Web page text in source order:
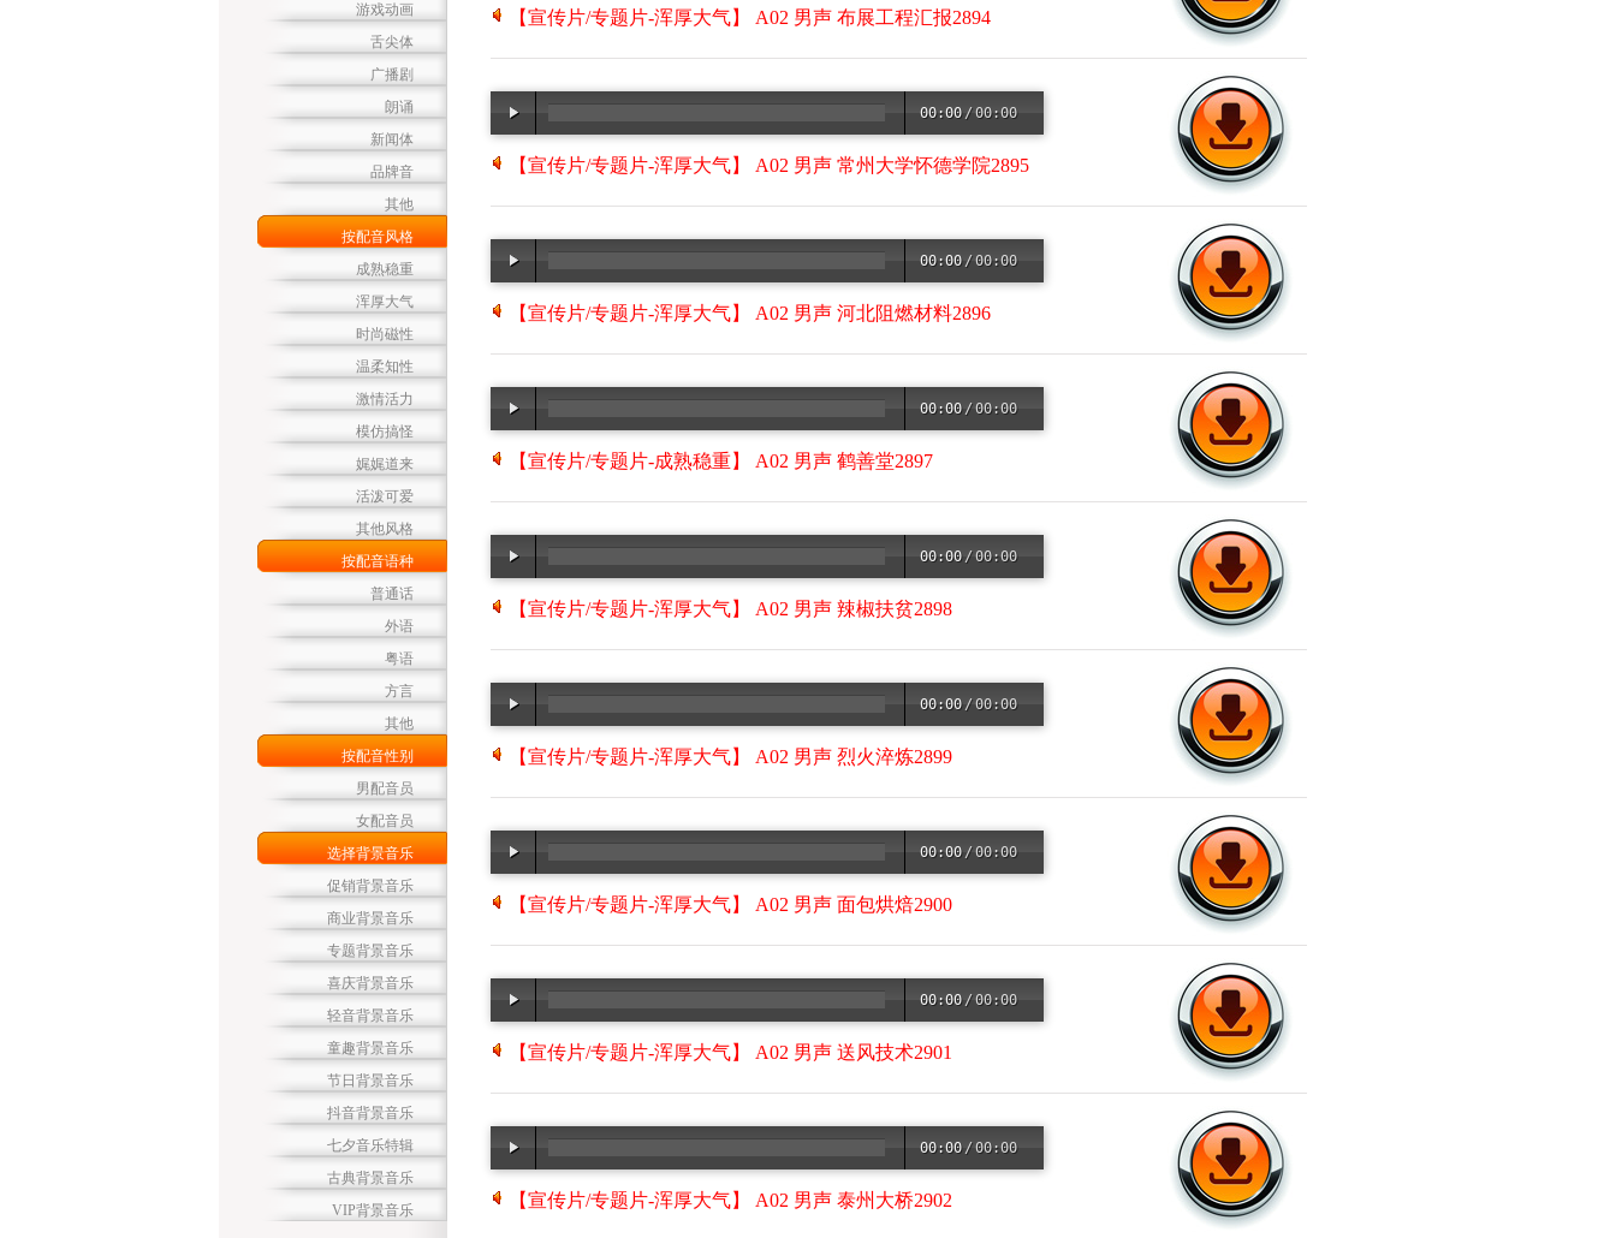
游戏动画
舌尖体
广播剧
朗诵
新闻体
品牌音
其他
按配音风格
成熟稳重
浑厚大气
时尚磁性
温柔知性
激情活力
模仿搞怪
娓娓道来
活泼可爱
其他风格
按配音语种
普通话
外语
粤语
方言
其他
按配音性别
男配音员
女配音员
选择背景音乐
促销背景音乐
商业背景音乐
专题背景音乐
喜庆背景音乐
轻音背景音乐
童趣背景音乐
节日背景音乐
抖音背景音乐
七夕音乐特辑
古典背景音乐
VIP背景音乐
【宣传片/专题片-浑厚大气】 A02 男声 布展工程汇报2894
00:00 /00:00
【宣传片/专题片-浑厚大气】 A02 男声 常州大学怀德学院2895
00:00 /00:00
【宣传片/专题片-浑厚大气】 A02 男声 河北阻燃材料2896
00:00 /00:00
【宣传片/专题片-成熟稳重】 A02 男声 鹤善堂2897
00:00 /00:00
【宣传片/专题片-浑厚大气】 A02 男声 辣椒扶贫2898
00:00 /00:00
【宣传片/专题片-浑厚大气】 A02 男声 烈火淬炼2899
00:00 /00:00
【宣传片/专题片-浑厚大气】 A02 男声 面包烘焙2900
00:00 /00:00
【宣传片/专题片-浑厚大气】 A02 男声 送风技术2901
00:00 /00:00
【宣传片/专题片-浑厚大气】 A02 男声 泰州大桥2902